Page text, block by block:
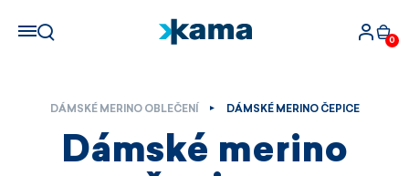
0
DÁMSKÉ MERINO OBLEČENÍ DÁMSKÉ MERINO ČEPICE
Dámské merino